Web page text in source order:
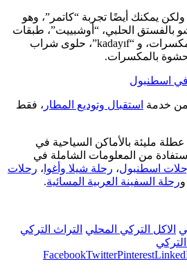
ولكن يمكنك أيضًا تجربة “كاتمر”، وهو
الحلبي، “أوشبييت”، طبقات
من فيلو مليئة بالقشدة والمكسرات، و “kadayıf”، حلوى شراب
بالمكسرات.
اسطنبول
من خدمة استقبال وتوديع المطار ، فقط
مليئة بالأماكن السياحية في
من المعلومات الشاملة في
اسطنبول، رحلة شيلا وأغوا ، رحلات
ورحلة السفينة العربية المسائية.
الاكل التركي المحلي التراث التركي
FacebookTwitterPinterest